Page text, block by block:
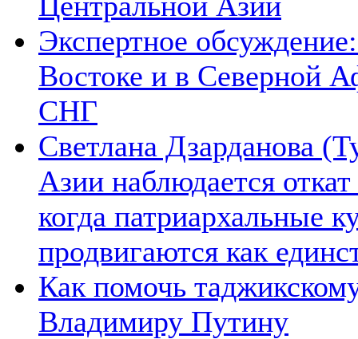
Экспертное
Востоке и в Северной
СНГ
Светлана Дзарданова
Азии наблюдается
когда патриархальные
продвигаются как
Как помочь
Владимиру Путину